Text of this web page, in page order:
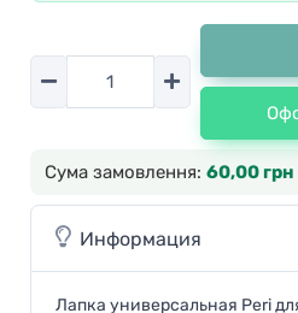
Количество
Сума замовлення: 60,00 грн
Информация
Лапка универсальная Peri